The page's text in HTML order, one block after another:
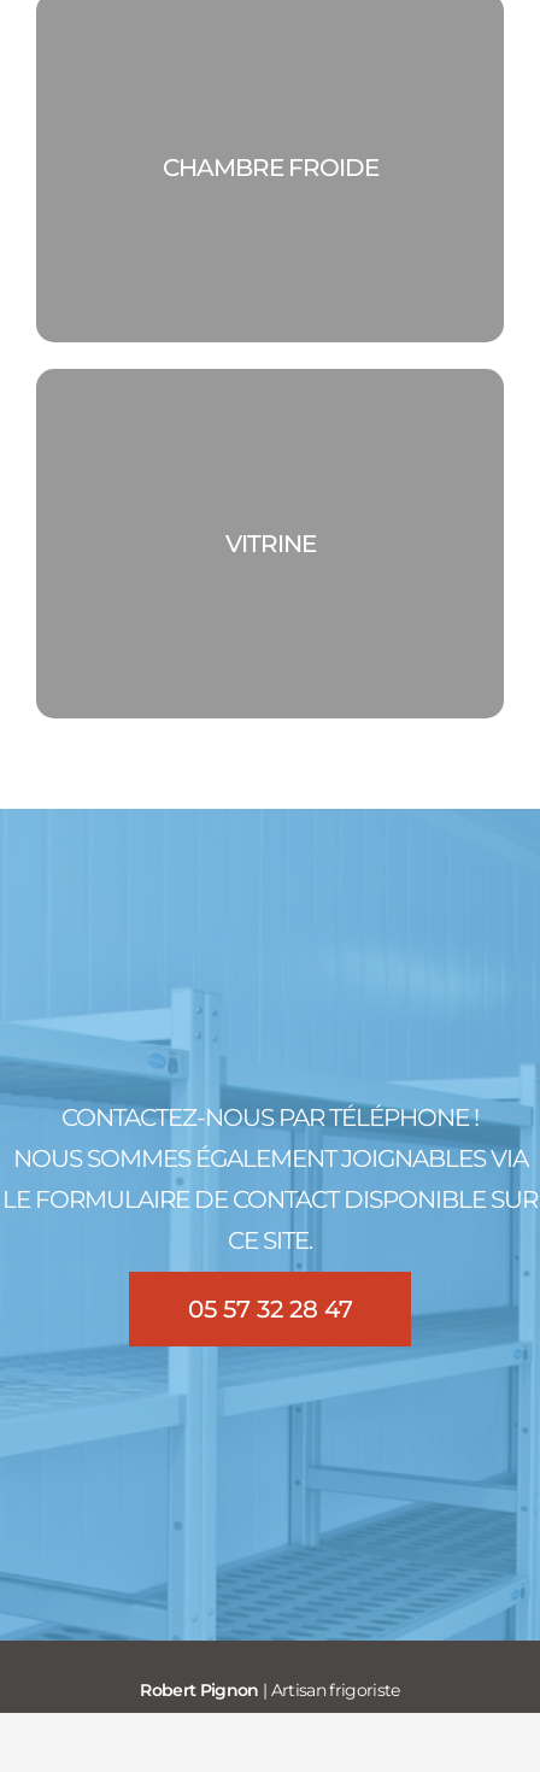
CHAMBRE FROIDE
VITRINE
CONTACTEZ-NOUS PAR TÉLÉPHONE !
NOUS SOMMES ÉGALEMENT JOIGNABLES VIA
LE FORMULAIRE DE CONTACT DISPONIBLE SUR
CE SITE.
05 57 32 28 47
Robert Pignon | Artisan frigoriste